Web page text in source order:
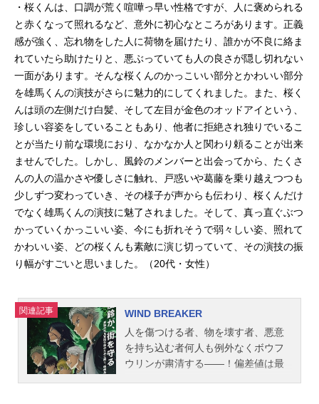
・桜くんは、口調が荒く喧嘩っ早い性格ですが、人に褒められる
と赤くなって照れるなど、意外に初心なところがあります。正義
感が強く、忘れ物をした人に荷物を届けたり、誰かが不良に絡ま
れていたら助けたりと、悪ぶっていても人の良さが隠し切れない
一面があります。そんな桜くんのかっこいい部分とかわいい部分
を雄馬くんの演技がさらに魅力的にしてくれました。また、桜く
んは頭の左側だけ白髪、そして左目が金色のオッドアイという、
珍しい容姿をしていることもあり、他者に拒絶され独りでいるこ
とが当たり前な環境におり、なかなか人と関わり頼ることが出来
ませんでした。しかし、風鈴のメンバーと出会ってから、たくさ
んの人の温かさや優しさに触れ、戸惑いや葛藤を乗り越えつつも
少しずつ変わっていき、その様子が声からも伝わり、桜くんだけ
でなく雄馬くんの演技に魅了されました。そして、真っ直ぐぶつ
かっていくかっこいい姿、今にも折れそうで弱々しい姿、照れて
かわいい姿、どの桜くんも素敵に演じ切っていて、その演技の振
り幅がすごいと思いました。（20代・女性）
関連記事
WIND BREAKER
人を傷つける者、物を壊す者、悪意
を持ち込む者何人も例外なくボウフ
ウリンが粛清する――！偏差値は最